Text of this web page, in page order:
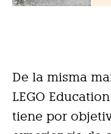
De la misma
LEGO
tiene por